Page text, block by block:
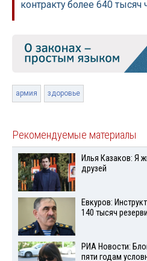
контракту более 640 тысяч
армия здоровье
Рекомендуемые материалы
Илья Казаков: Я
друзей
Евкуров:
140 тысяч
РИА Новости:
пяти годам